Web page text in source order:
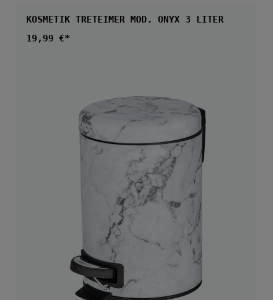
KOSMETIK TRETEIMER MOD. ONYX 3 LITER
Regulärer Preis:
19,99 €*